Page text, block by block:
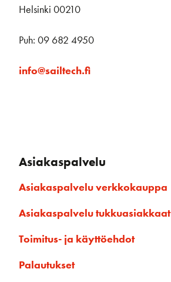
Helsinki 00210
Puh: 09 682 4950
info@sailtech.fi
Asiakaspalvelu
Asiakaspalvelu verkkokauppa
Asiakaspalvelu tukkuasiakkaat
Toimitus- ja käyttöehdot
Palautukset